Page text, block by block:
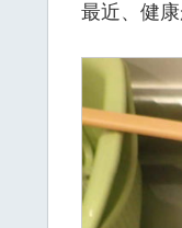
最近、健